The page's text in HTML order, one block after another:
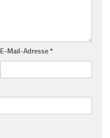
E-Mail-Adresse*